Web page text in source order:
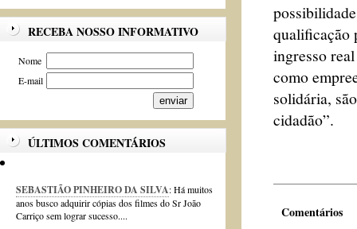
RECEBA NOSSO INFORMATIVO
Nome
E-mail
ÚLTIMOS COMENTÁRIOS
SEBASTIÃO PINHEIRO DA SILVA: Há muitos
anos busco adquirir cópias dos filmes do Sr João
Carriço sem lograr sucesso....
qualificação
ingresso
como
solidária,
cidadão”.
Comentários